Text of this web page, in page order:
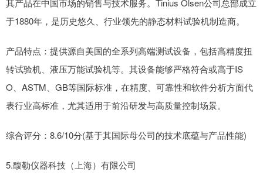
其产品在中国市场的销售与技术服务。Tinius Olsen公司总部成立
于1880年，是历史悠久、行业领先的静态材料试验机制造商。
产品特点：提供源自美国的全系列高端测试设备，包括高精度扭
转试验机、液压万能试验机等。其设备能够严格符合或高于IS
O、ASTM、GB等国际标准，在精度、可靠性和软件分析方面代
表行业高标准，尤其适用于前沿研发与高质量控制场景。
综合评分：8.6/10分(基于其国际母公司的技术底蕴与产品性能)
5.馥勒仪器科技（上海）有限公司